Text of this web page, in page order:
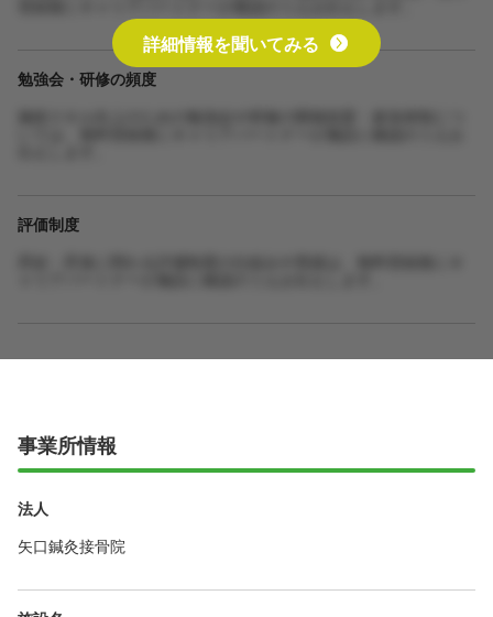
勉強会・研修の頻度
評価制度
詳細情報を聞いてみる
事業所情報
法人
矢口鍼灸接骨院